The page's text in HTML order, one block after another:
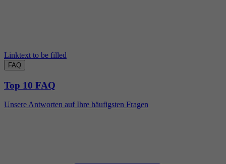
Linktext to be filled
FAQ
Top 10 FAQ
Unsere Antworten auf Ihre häufigsten Fragen